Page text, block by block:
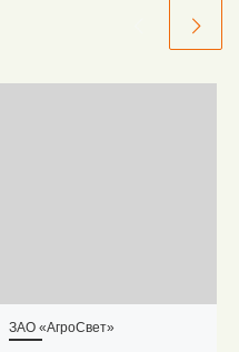
ЗАО «АгроСвет»